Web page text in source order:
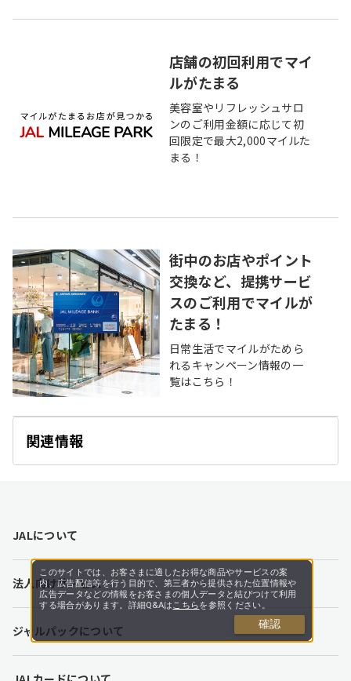
店舗の初回利用でマイ
ルがたまる
美容室やリフレッシュサロ
ンのご利用金額に応じて初
回限定で最大2,000マイルた
まる！
街中のお店やポイント
交換など、提携サービ
スのご利用でマイルが
たまる！
日常生活でマイルがためら
れるキャンペーン情報の一
覧はこちら！
関連情報
く
o
e
i
n
JALについて
法人向けサービス
ジャルパックについて
このサイトでは、お客さまに適したお得な商品やサービスの案
内、広告配信等を行う目的で、第三者から提供された位置情報や
広告データなどの情報をお客さまの個人データと結びつけて利用
する場合があります。詳細Q&Aはこちらを参照ください。
確認